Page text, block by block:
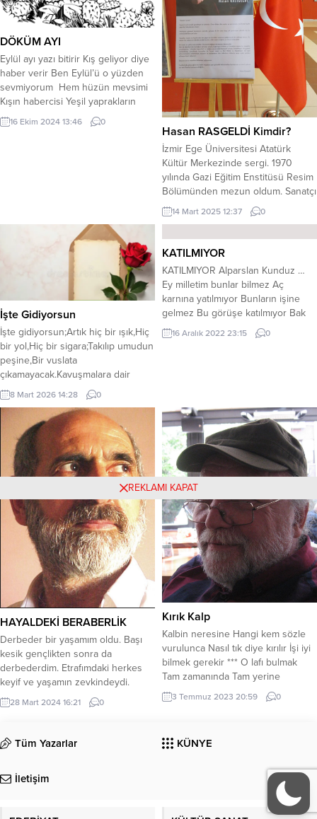
DÖKÜM AYI
Eylül ayı yazı bitirir Kış geliyor diye
haber verir Ben Eylül’ü o yüzden
sevmiyorum Hem hüzün mevsimi
Kışın habercisi Yeşil yaprakların
Sararıp solması Bana hüzün
veriyor Eski insanlar İnce hastalık
16 Ekim 2024 13:46 0
Hasan RASGELDİ Kimdir?
İzmir Ege Üniversitesi Atatürk
Kültür Merkezinde sergi. 1970
yılında Gazi Eğitim Enstitüsü Resim
Bölümünden mezun oldum. Sanatçı
olarak ilk ilham kaynaklarım
doğduğum coğrafya ve oranın
yaşamından görüntüler, halk
temel konularım oldu. 1990’lı
yıllarda, deneye açık kişiliğimden
kaynaklanan arayışla yeni...
14 Mart 2025 12:37 0
İşte Gidiyorsun
İşte gidiyorsun;Artık hiç bir ışık,Hiç
bir yol,Hiç bir sigara;Takılıp umudun
peşine,Bir vuslata
çıkamayacak.Kavuşmalara dair
yazılan;Kalem ve silgilerin
kavgasından galip çıkan,Hiç bir şiir
anlamını bulamayacak..İşte
gidiyorsun..Sırtında
gururun,Sonbahar kahverengisi
saçlarında,Takılı gizli süzmelerim.Sol
yanımda saçlarının kokusu,ve
biriktirdiğim,Ruhuma yük kalacak
cümlelerim..İşte gidiyorsun…Sol
yanımda,Kurşuni ağırlıkların.Sağ
yanımda kan revan şiirlerim.Ardına
düşürdüğüm,Çocuklar gibi
yüreğim..Öyle...
8 Mart 2026 14:28 0
KATILMIYOR
KATILMIYOR Alparslan Kunduz …
Ey milletim bunlar bilmez Aç
karnına yatılmıyor Bunların işine
gelmez Bu görüşe katılmıyor Bak
benim şekerim balım Alım gücü yok
ki alım Bu ne tafra bu ne çalım İnan
telden...
16 Aralık 2022 23:15 0
HAYALDEKİ BERABERLİK
Derbeder bir yaşamım oldu. Başı
kesik gençlikten sonra da
derbederdim. Etrafımdaki herkes
keyif ve yaşamın zevkindeydi.
Herkes mutlu bir patron gibi para
kazanıyordu. Ben sadece yalnız ve
başıma kalırken, hokkabazlar sıra
gecelerinde dolaşıyordu. Birbiriyle
için koşuyorlardı. Dışarı çıkmak…
28 Mart 2024 16:21 0
Kırık Kalp
Kalbin neresine Hangi kem sözle
vurulunca Nasıl tık diye kırılır İşi iyi
bilmek gerekir *** O lafı bulmak
Tam zamanında Tam yerine
oturtmak *** Sen ben yapamayız
Usta işidir Kalp kırıp parçalamak…
3 Temmuz 2023 20:59 0
Tüm Yazarlar KÜNYE
İletişim
REKLAMI KAPAT